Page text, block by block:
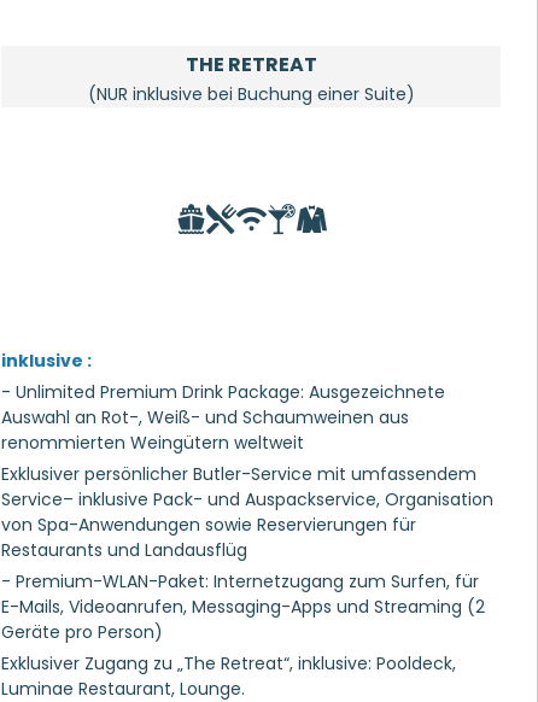
THE RETREAT
(NUR inklusive bei Buchung einer Suite)
inklusive :
- Unlimited Premium Drink Package: Ausgezeichnete
Auswahl an Rot-, Weiß- und Schaumweinen aus
renommierten Weingütern weltweit
Exklusiver persönlicher Butler-Service mit umfassendem
Service– inklusive Pack- und Auspackservice, Organisation
von Spa-Anwendungen sowie Reservierungen für
Restaurants und Landausflüg
- Premium-WLAN-Paket: Internetzugang zum Surfen, für
E-Mails, Videoanrufen, Messaging-Apps und Streaming (2
Geräte pro Person)
Exklusiver Zugang zu „The Retreat“, inklusive: Pooldeck,
Luminae Restaurant, Lounge.